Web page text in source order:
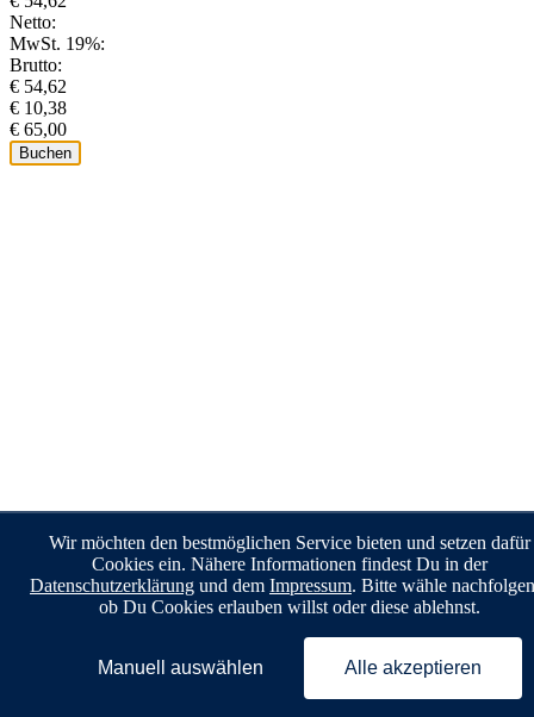
Wir möchten den bestmöglichen Service bieten und setzen dafür
Cookies ein. Nähere Informationen findest Du in der
Datenschutzerklärung und dem Impressum. Bitte wähle
ob Du Cookies erlauben willst oder diese ablehnst.
Manuell auswählen Alle akzeptieren
Netto:
MwSt. 19%:
Brutto:
€ 54,62
€ 10,38
€ 65,00
Buchen